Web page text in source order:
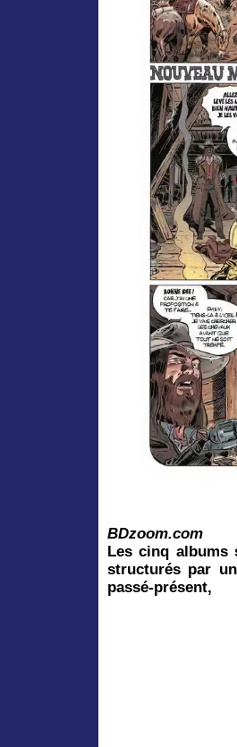
BDzoom.com
Les cinq albums
structurés par
passé-